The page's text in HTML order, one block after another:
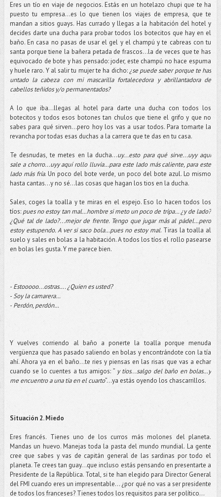
Eres un tío en viaje de negocios. Estás en un hotelazo chupi que te ha
puesto tu empresa...es lo que tienen los viajes de empresa, que te
mandan a sitios guays. Has currado y llegas a la habitación del hotel y
decides darte una ducha para probar todos los botecitos que hay en el
baño. En casa no pasas de usar el gel y el champú y te cabreas con tu
santa porque tiene la bañera petada de frascos...la de veces que te has
equivocado de bote y has pensado: joder, este champú no hace espuma
y huele raro. Y al salir tu mujer te ha dicho:¿se puede saber porque te has
untado la cabeza con mi mascarilla fortalecedora y abrillantadora de
cabellos teñidos y/o permanentados?
A lo que iba…llegas al hotel para darte una ducha con todos los
botecitos y todos esos botones tan chulos que tiene el grifo y que no
sabes para qué sirven...pero hoy los vas a usar todos. Para tomarte la
revancha por todas esas duchas a la carrera que te das en tu casa.
Te desnudas, te metes en la ducha...uy...esto para qué sirve...uyy aquí
sale a chorro...uyy aquí rollo lluvia…para este lado más caliente, para este
lado más fría. Un poco del bote verde, un poco del bote azul. Lo mismo
hasta cantas...y no sé...las cosas que hagan los tios en la ducha.
Sales, coges la toalla y te miras en el espejo. Eso lo hacen todos los
tíos: pues no estoy tan mal…hombre si meto un poco de tripa… ¿y de lado?
¿Qué tal de lado?...mejor de frente. Tengo que jugar más al pádel…pero
estoy estupendo. A ver si saco bola…pues no estoy mal. Tiras la toalla al
suelo y sales en bolas a la habitación. A todos los tíos el rollo pasearse
en bolas les gusta. Y me parece bien.
- Estooooo...ostras…. ¿Quien es usted?
-Soy la camarera…
- Perdón, perdón…
Y vuelves corriendo al baño a ponerte la toalla porque menuda
vergüenza que has pasado saliendo en bolas y encontrándote con la tía
ahí. Ahora ya en el baño...te ries y piensas en las risas que vas a echar
cuando se lo cuentes a tus amigos: ” y tios...salgo del baño en bolas…y
me encuentro a una tia en el cuarto”...ya estás oyendo los chascarrillos.
Situación 2. Miedo
Eres francés. Tienes uno de los curros más molones del planeta.
Mandas un huevo. Manejas toda la pasta del mundo mundial. La gente
cree que sabes y vas de capitán general de las sardinas por todo el
planeta. Te crees tan guay…que incluso estás pensando en presentarte a
Presidente de la República. Total, si te han elegido para Director General
del FMI cuando eres un impresentable... ¿por qué no vas a ser presidente
de todos los franceses? Tienes todos los requisitos para ser político…